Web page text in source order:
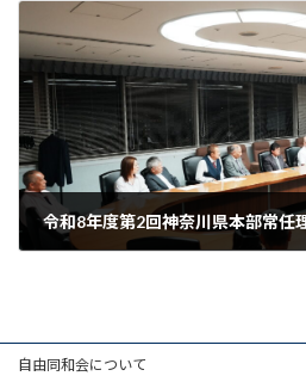
自由同和会について